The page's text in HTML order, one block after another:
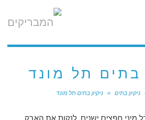
בתים תל מונד
ניקיון בתים » ניקיון בתים תל מונד